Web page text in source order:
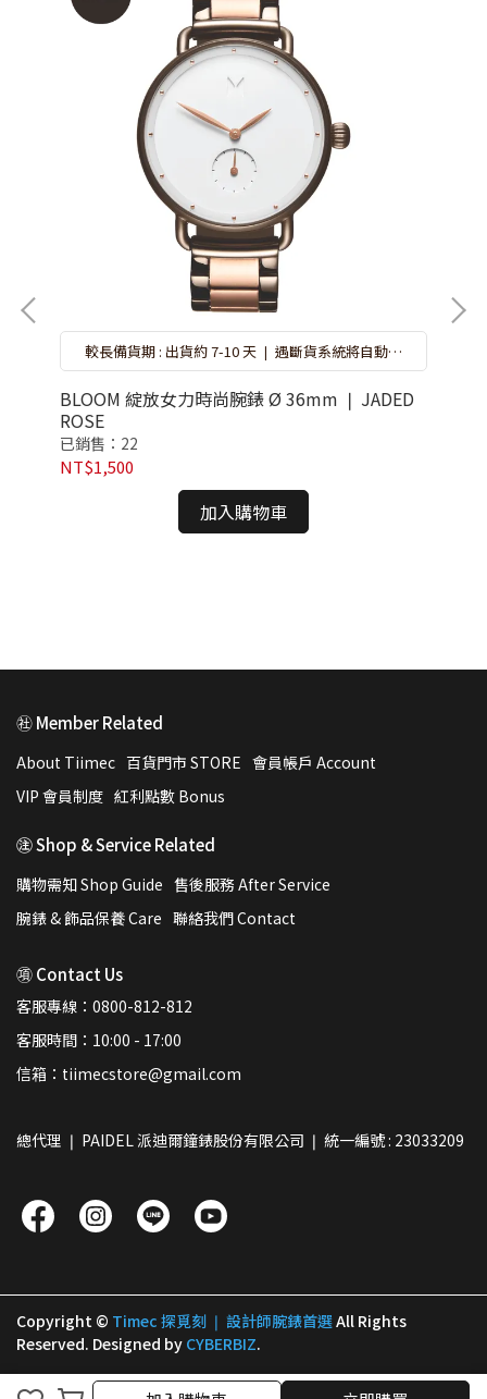
較長備貨期 : 出貨約 7-10 天 ❘ 遇斷貨系統將自動取
消訂單，再請重新選購 ❘ 錶盒隨機搭贈不挑款 ❘ 特
價品恕無保固
BLOOM 綻放女力時尚腕錶 Ø 36mm ❘ JADED
ROSE
已銷售：22
NT$1,500
加入購物車
㊓ Member Related
About Tiimec 百貨門市 STORE 會員帳戶 Account
VIP 會員制度 紅利點數 Bonus
㊟ Shop & Service Related
購物需知 Shop Guide 售後服務 After Service
腕錶 & 飾品保養 Care 聯絡我們 Contact
㊠ Contact Us
客服專線：0800-812-812
客服時間：10:00 - 17:00
信箱：tiimecstore@gmail.com
總代理 ❘ PAIDEL 派迪爾鐘錶股份有限公司 ❘ 統一編號 : 23033209
Copyright © Timec 探覓刻 ❘ 設計師腕錶首選All Rights
Reserved. Designed by CYBERBIZ.